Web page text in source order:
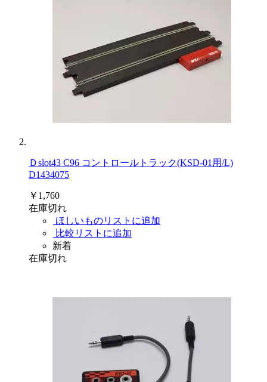
Ｄslot43 C96 コントロールトラック(KSD-01用/L)
D1434075
￥1,760
在庫切れ
ほしいものリストに追加
比較リストに追加
新着
在庫切れ